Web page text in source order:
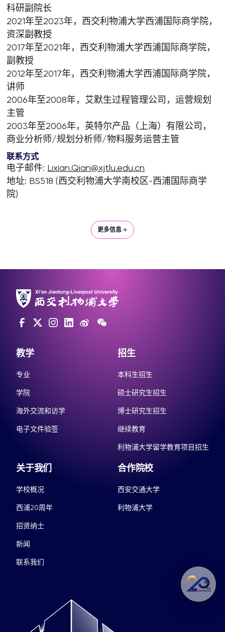
科研副院长
2021年至2023年，西交利物浦大学西浦国际商学院，
资深副教授
2017年至2021年，西交利物浦大学西浦国际商学院，
副教授
2012年至2017年，西交利物浦大学西浦国际商学院，
讲师
2006年至2008年，艾默生过程管理公司，运营规划
主管
2003年至2006年，英特尔产品（上海）有限公司，
商业分析师/规划分析师/物料服务运营主管
联系方式
电子邮件: Lixian.Qian@xjtlu.edu.cn
地址: BS518 (西交利物浦大学南校区-西浦国际商学
院)
更多信息
教学
专业
学院
海外交流和访学
电子文件验签
招生
本科生招生
硕士研究生招生
博士研究生招生
继续教育
利物浦大学留学教育项目招生
关于我们
学校概况
西浦20周年
招贤纳士
新闻
联系我们
合作院校
西安交通大学
利物浦大学